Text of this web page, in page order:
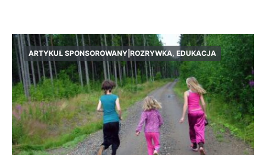
ARTYKUŁ SPONSOROWANY|ROZRYWKA, EDUKACJA